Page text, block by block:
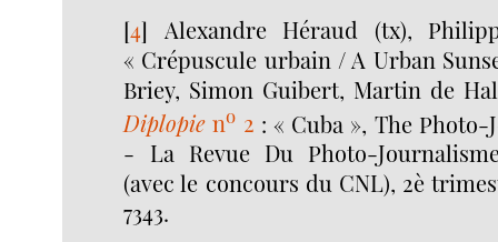
[4] Alexandre Héraud (tx),
« Crépuscule urbain / A Urban
Briey, Simon Guibert, Martin de
Diplopie no 2 : « Cuba », The
- La Revue Du Photo-
(avec le concours du CNL), 2è
7343.